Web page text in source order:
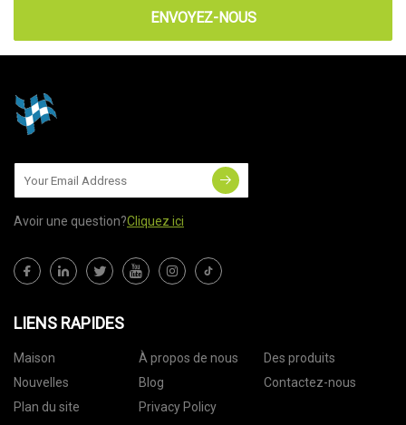
ENVOYEZ-NOUS
Avoir une question?Cliquez ici
LIENS RAPIDES
Maison À propos de nous
Des produits
Nouvelles
Blog
Contactez-nous
Plan du site
Privacy Policy